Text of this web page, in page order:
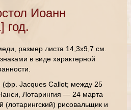
Иоанн
год.
размер листа 14,3х9,7 см.
в виде характерной
Jacques Callot; между 25
Лотарингия — 24 марта
(лотарингский) рисовальщик и